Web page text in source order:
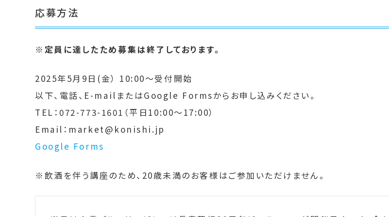
応募方法
※定員に達したため募集は終了しております。
2025年5月9日(金） 10:00～受付開始
以下、電話、E-mailまたはGoogle Formsからお申し込みください。
TEL：072-773-1601（平日10:00～17:00）
Email：market@konishi.jp
Google Forms
※飲酒を伴う講座のため、20歳未満のお客様はご参加いただけません。